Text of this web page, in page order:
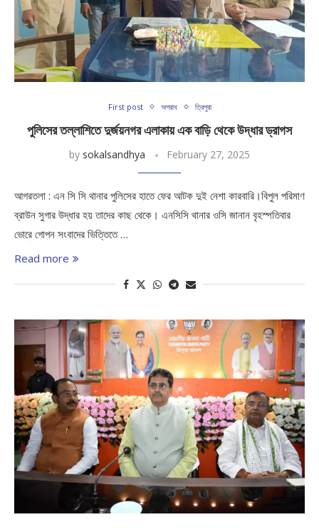
First post অপরাধ ত্রিপুরা
পুলিসের তল্লাশিতে দুর্জয়নগর এলাকায় এক বাড়ি থেকে উদ্ধার ড্রাগস
by sokalsandhya February 27, 2025
আগরতলা : এন সি সি থানার পুলিসের হাতে ফের আটক দুই নেশা কারবারি।বিপুল পরিমাণ
ব্রাউন সুগার উদ্ধার হয় তাদের কাছ থেকে। এনসিসি থানার ওসি জানান বৃহস্পতিবার
ভোরে গোপন সংবাদের ভিত্তিতে …
Read more